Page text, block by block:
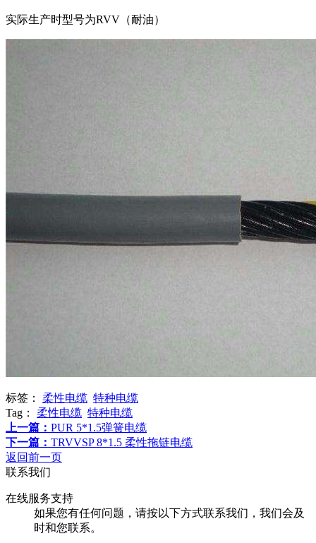
实际生产时型号为RVV（耐油）
标签： 柔性电缆 特种电缆
Tag： 柔性电缆 特种电缆
上一篇： PUR 5*1.5弹簧电缆
下一篇： TRVVSP 8*1.5 柔性拖链电缆
返回前一页
联系我们
在线服务支持
如果您有任何问题，请按以下方式联系我们，我们会及
时和您联系。